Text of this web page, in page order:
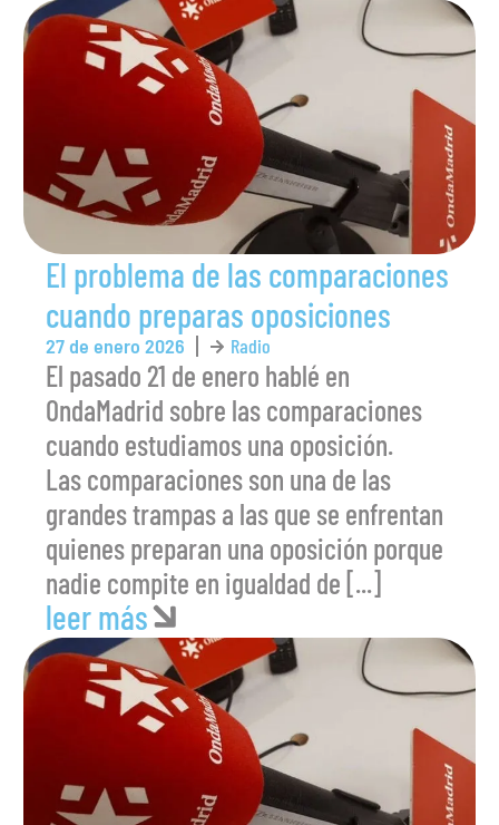
El problema de las comparaciones
cuando preparas oposiciones
27 de enero 2026 Radio
El pasado 21 de enero hablé en
OndaMadrid sobre las comparaciones
cuando estudiamos una oposición.
Las comparaciones son una de las
grandes trampas a las que se enfrentan
quienes preparan una oposición porque
nadie compite en igualdad de [...]
leer más